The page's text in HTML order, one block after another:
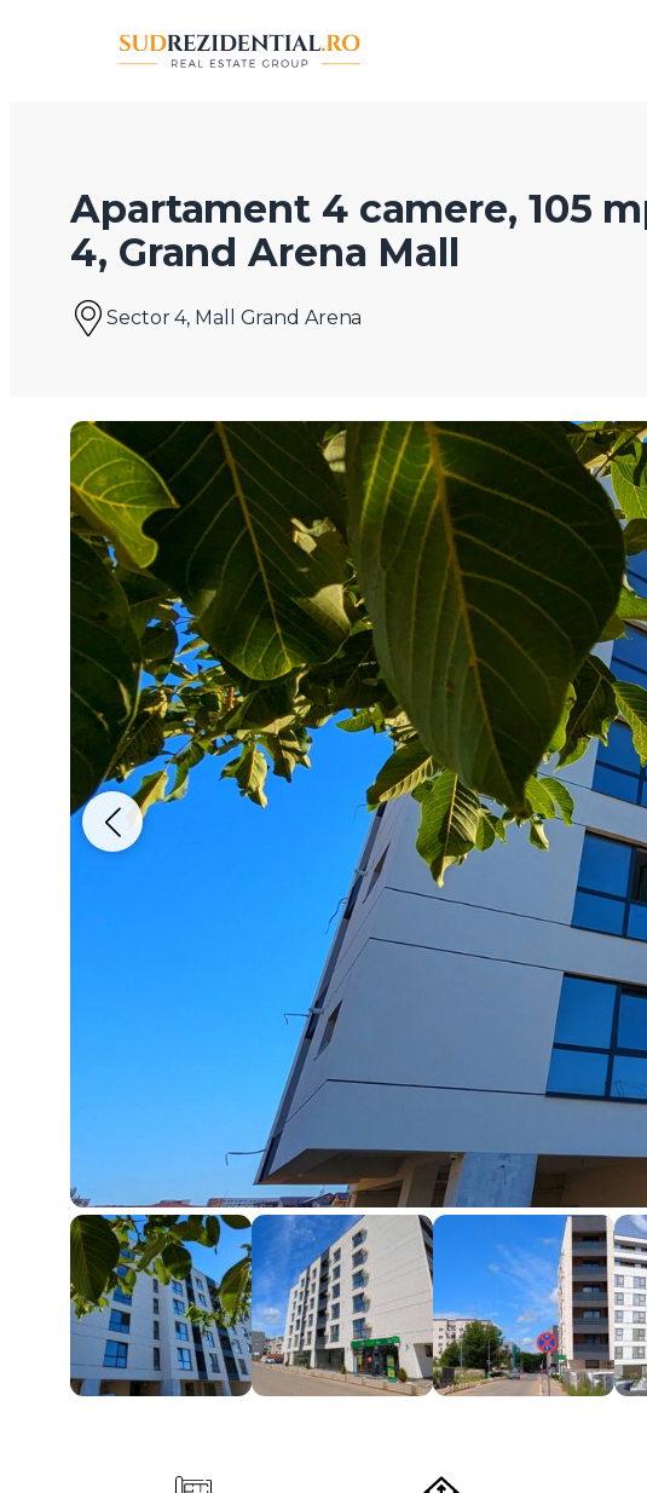
Apartament 4 camere, 105
4, Grand Arena Mall
Sector 4, Mall Grand Arena